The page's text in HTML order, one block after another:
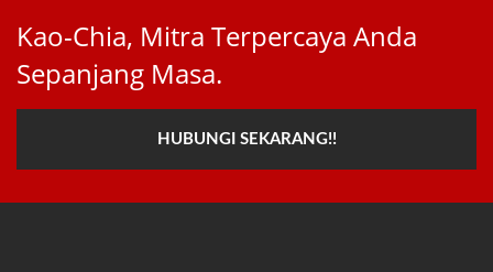
Kao-Chia, Mitra Terpercaya Anda
Sepanjang Masa.
HUBUNGI SEKARANG!!